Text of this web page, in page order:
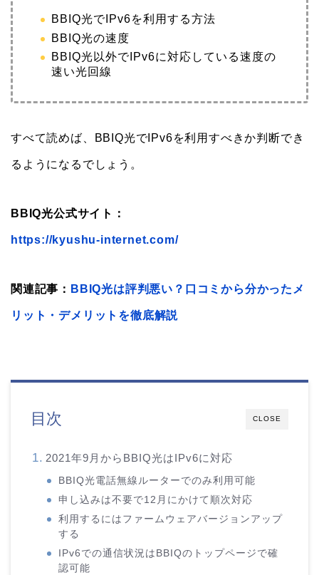
BBIQ光でIPv6を利用する方法
BBIQ光の速度
BBIQ光以外でIPv6に対応している速度の
速い光回線
すべて読めば、BBIQ光でIPv6を利用すべきか判断でき
るようになるでしょう。
BBIQ光公式サイト：
https://kyushu-internet.com/
関連記事： BBIQ光は評判悪い？口コミから分かったメ
リット・デメリットを徹底解説
CLOSE
目次
2021年9月からBBIQ光はIPv6に対応
BBIQ光電話無線ルーターでのみ利用可能
申し込みは不要で12月にかけて順次対応
利用するにはファームウェアバージョンアップ
する
IPv6での通信状況はBBIQのトップページで確
認可能